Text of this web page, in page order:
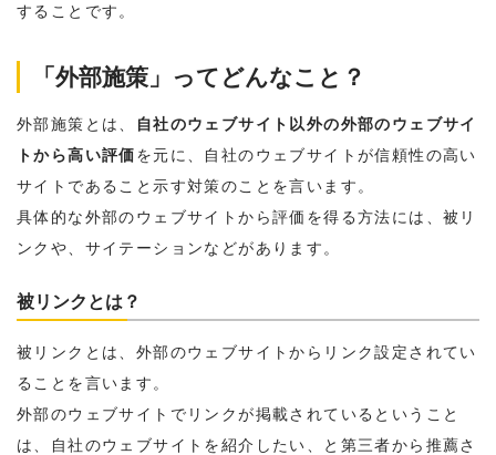
することです。
「外部施策」ってどんなこと？
外部施策とは、
自社のウェブサイト以外の外部のウェブサイ
トから高い評価を元に、自社のウェブサイトが信頼性の高い
サイトであること示す対策のことを言います。
具体的な外部のウェブサイトから評価を得る方法には、被リ
ンクや、サイテーションなどがあります。
被リンクとは？
被リンクとは、外部のウェブサイトからリンク設定されてい
ることを言います。
外部のウェブサイトでリンクが掲載されているということ
は、自社のウェブサイトを紹介したい、と第三者から推薦さ